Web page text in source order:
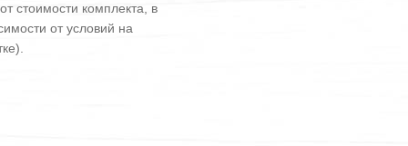
стоимости комплекта, в
от условий на